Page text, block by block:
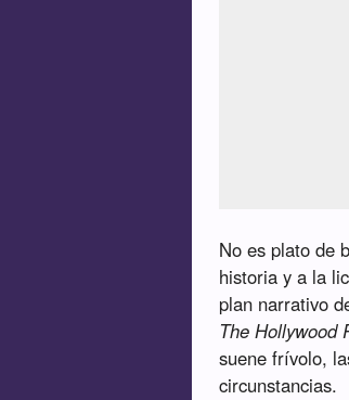
No es plato de
historia y a la
plan narrativo
The Hollywood
suene frívolo,
circunstancias.